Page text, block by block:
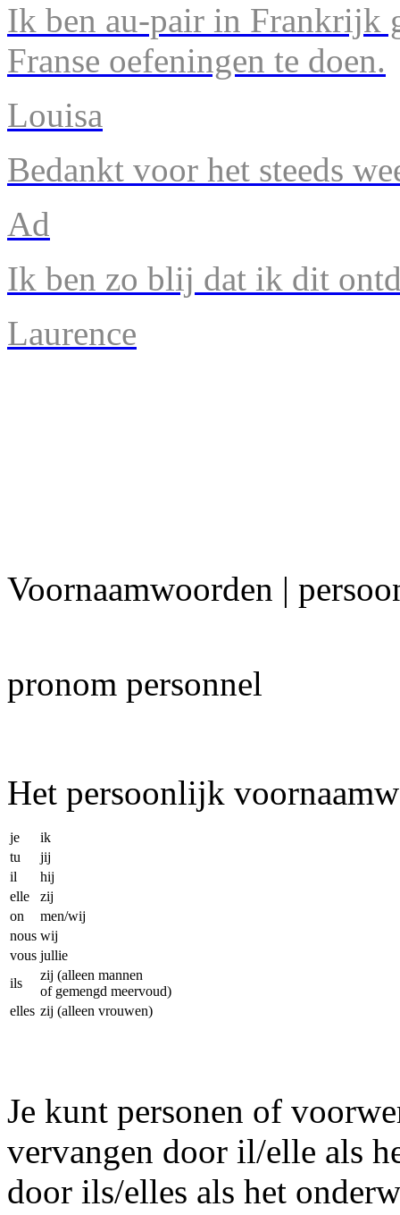
Ik ben au-pair in Frankrijk
Franse oefeningen te doen.
Louisa
Bedankt voor het steeds
Ad
Ik ben zo blij dat ik dit
Laurence
Voornaamwoorden |
pronom personnel
Het persoonlijk
je
ik
tu
jij
il
hij
elle
zij
on
men/wij
nous wij
vous jullie
ils
zij (alleen mannen
of gemengd meervoud)
elles zij (alleen vrouwen)
Je kunt personen of
vervangen door il/elle als
door ils/elles als het